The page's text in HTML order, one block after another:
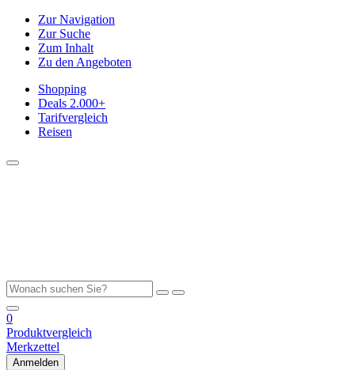
Zur Navigation
Zur Suche
Zum Inhalt
Zu den Angeboten
Shopping
Deals 2.000+
Tarifvergleich
Reisen
0
Produktvergleich
Merkzettel
Anmelden